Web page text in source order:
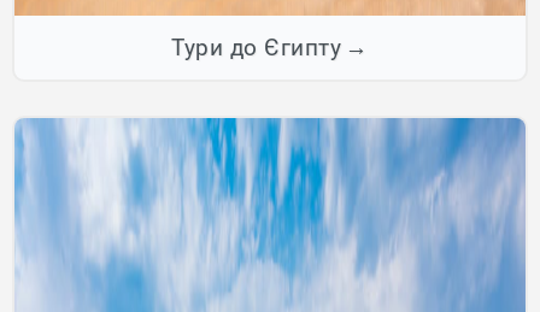
Тури до Єгипту